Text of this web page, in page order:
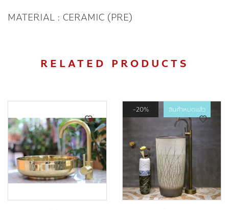
MATERIAL : CERAMIC (PRE)
RELATED PRODUCTS
20% สินค้าหมดแล้ว